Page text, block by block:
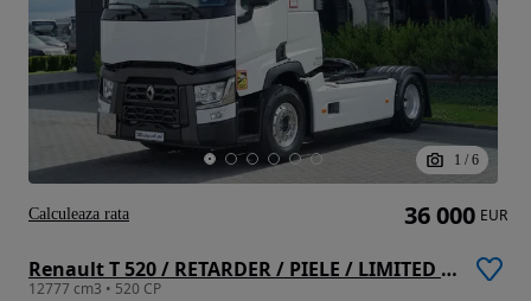
1 / 6
Renault T 520 / RETARDER / PIELE / LIMITED / TEAM ALPINE 66/99
12777 cm3 • 520 CP
36 000 EUR
Calculeaza rata